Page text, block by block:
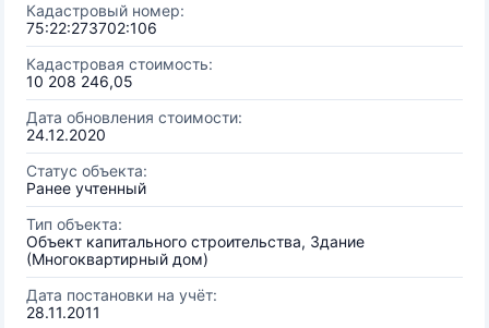
Кадастровый номер:
75:22:273702:106
Кадастровая стоимость:
10 208 246,05
Дата обновления стоимости:
24.12.2020
Статус объекта:
Ранее учтенный
Тип объекта:
Объект капитального строительства, Здание
(Многоквартирный дом)
Дата постановки на учёт:
28.11.2011